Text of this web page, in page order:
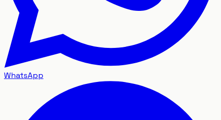
WhatsApp